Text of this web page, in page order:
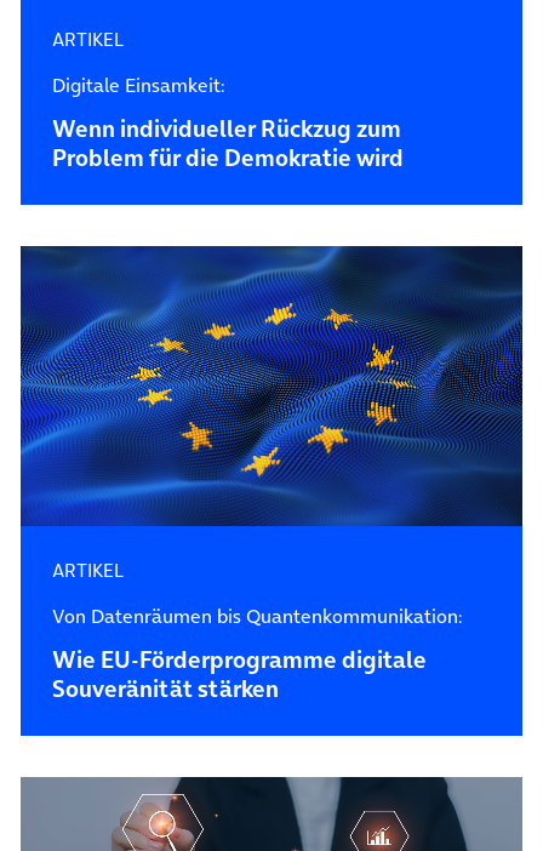
ARTIKEL
Digitale Einsamkeit:
Wenn individueller Rückzug zum
Problem für die Demokratie wird
ARTIKEL
Von Datenräumen bis Quantenkommunikation:
Wie EU-Förderprogramme digitale
Souveränität stärken